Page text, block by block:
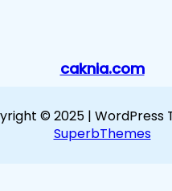
caknia.com
© 2025 | WordPress
SuperbThemes